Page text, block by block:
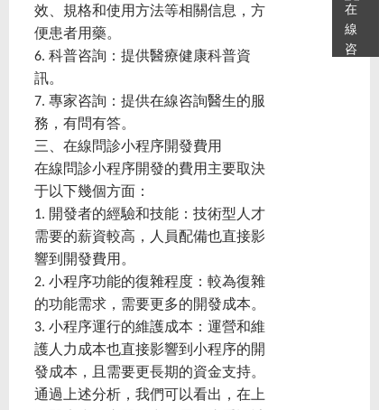
效、規格和使用方法等相關信息，方
便患者用藥。
6. 科普咨詢：提供醫療健康科普資
訊。
7. 專家咨詢：提供在線咨詢醫生的服
務，有問有答。
三、在線問診小程序開發費用
在線問診小程序開發的費用主要取決
于以下幾個方面：
1. 開發者的經驗和技能：技術型人才
需要的薪資較高，人員配備也直接影
響到開發費用。
2. 小程序功能的復雜程度：較為復雜
的功能需求，需要更多的開發成本。
3. 小程序運行的維護成本：運營和維
護人力成本也直接影響到小程序的開
發成本，且需要更長期的資金支持。
通過上述分析，我們可以看出，在上